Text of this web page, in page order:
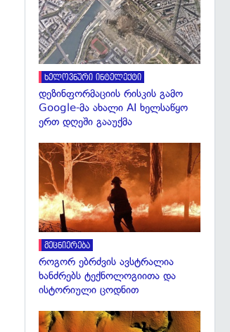
ხელოვნური ინტელექტი
დეზინფორმაციის რისკის გამო
Google-მა ახალი AI ხელსაწყო
ერთ დღეში გააუქმა
მეცნიერება
როგორ ებრძვის ავსტრალია
ხანძრებს ტექნოლოგიითა და
ისტორიული ცოდნით